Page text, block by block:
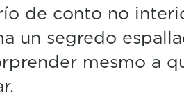
de conto no
un segredo
mesmo a